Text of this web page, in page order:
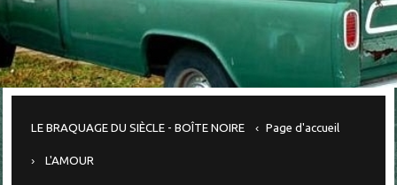
LE BRAQUAGE DU SIÈCLE - BOÎTE NOIRE Page d'accueil
L'AMOUR